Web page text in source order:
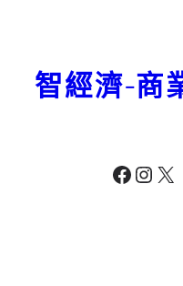
Facebook Instagram X
智經濟-商